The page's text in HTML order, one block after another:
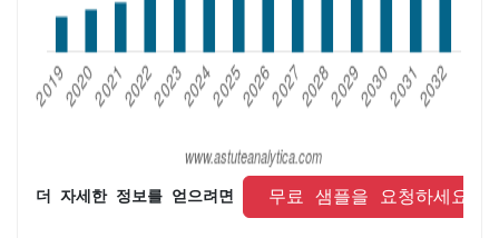
더 자세한 정보를 얻으려면 무료 샘플을 요청하세요